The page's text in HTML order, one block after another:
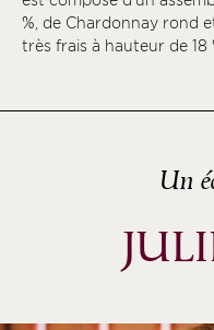
%, de Chardonnay rond
très frais à hauteur de 18
Un